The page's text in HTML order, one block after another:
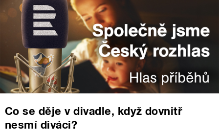
Co se děje v divadle, když dovnitř
nesmí diváci?